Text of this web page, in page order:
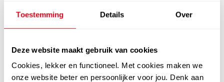
Toestemming Details Over
Deze website maakt gebruik van cookies
Cookies, lekker en functioneel. Met cookies maken we
onze website beter en persoonlijker voor jou. Denk aan